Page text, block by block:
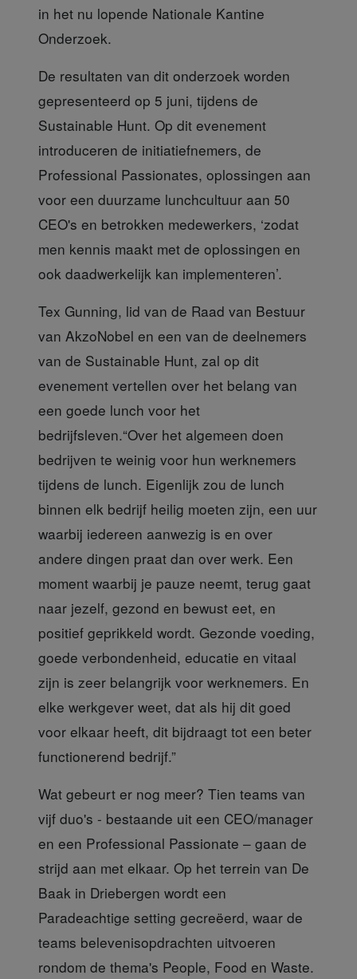
in het nu lopende Nationale Kantine
Onderzoek.
De resultaten van dit onderzoek worden
gepresenteerd op 5 juni, tijdens de
Sustainable Hunt. Op dit evenement
introduceren de initiatiefnemers, de
Professional Passionates, oplossingen aan
voor een duurzame lunchcultuur aan 50
CEO's en betrokken medewerkers, ‘zodat
men kennis maakt met de oplossingen en
ook daadwerkelijk kan implementeren’.
Tex Gunning, lid van de Raad van Bestuur
van AkzoNobel en een van de deelnemers
van de Sustainable Hunt, zal op dit
evenement vertellen over het belang van
een goede lunch voor het
bedrijfsleven.“Over het algemeen doen
bedrijven te weinig voor hun werknemers
tijdens de lunch. Eigenlijk zou de lunch
binnen elk bedrijf heilig moeten zijn, een uur
waarbij iedereen aanwezig is en over
andere dingen praat dan over werk. Een
moment waarbij je pauze neemt, terug gaat
naar jezelf, gezond en bewust eet, en
positief geprikkeld wordt. Gezonde voeding,
goede verbondenheid, educatie en vitaal
zijn is zeer belangrijk voor werknemers. En
elke werkgever weet, dat als hij dit goed
voor elkaar heeft, dit bijdraagt tot een beter
functionerend bedrijf.”
Wat gebeurt er nog meer? Tien teams van
vijf duo's - bestaande uit een CEO/manager
en een Professional Passionate – gaan de
strijd aan met elkaar. Op het terrein van De
Baak in Driebergen wordt een
Paradeachtige setting gecreëerd, waar de
teams belevenisopdrachten uitvoeren
rondom de thema's People, Food en Waste.